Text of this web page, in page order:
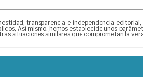
transparencia e independencia
Así mismo, hemos establecido unos
situaciones similares que comprometan la